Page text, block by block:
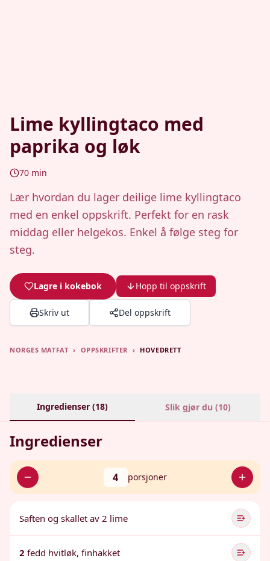
Lime kyllingtaco med
paprika og løk
70 min
Lær hvordan du lager deilige lime kyllingtaco
med en enkel oppskrift. Perfekt for en rask
middag eller helgekos. Enkel å følge steg for
steg.
Lagre i kokebok Hopp til oppskrift
Skriv ut Del oppskrift
NORGES MATFAT › OPPSKRIFTER › HOVEDRETT
Ingredienser (18) Slik gjør du (10)
Ingredienser
4 porsjoner
Saften og skallet av 2 lime
2 fedd hvitløk, finhakket